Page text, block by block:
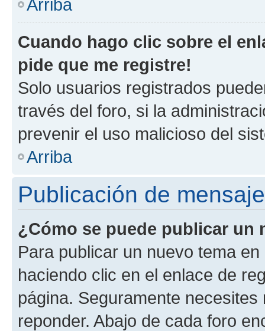
Arriba
Cuando hago clic sobre el
pide que me registre!
Solo usuarios registrados
través del foro, si la
prevenir el uso malicioso del
Arriba
Publicación de
¿Cómo se puede publicar un
Para publicar un nuevo tema
haciendo clic en el enlace de
página. Seguramente
reponder. Abajo de cada foro